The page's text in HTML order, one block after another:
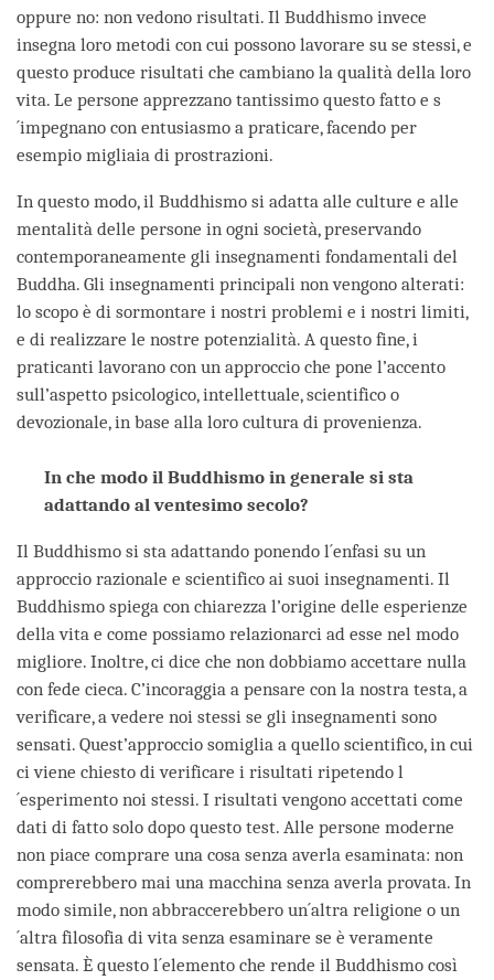
oppure no: non vedono risultati. Il Buddhismo invece
insegna loro metodi con cui possono lavorare su se stessi, e
questo produce risultati che cambiano la qualità della loro
vita. Le persone apprezzano tantissimo questo fatto e s
´impegnano con entusiasmo a praticare, facendo per
esempio migliaia di prostrazioni.
In questo modo, il Buddhismo si adatta alle culture e alle
mentalità delle persone in ogni società, preservando
contemporaneamente gli insegnamenti fondamentali del
Buddha. Gli insegnamenti principali non vengono alterati:
lo scopo è di sormontare i nostri problemi e i nostri limiti,
e di realizzare le nostre potenzialità. A questo fine, i
praticanti lavorano con un approccio che pone l’accento
sull’aspetto psicologico, intellettuale, scientifico o
devozionale, in base alla loro cultura di provenienza.
In che modo il Buddhismo in generale si sta
adattando al ventesimo secolo?
Il Buddhismo si sta adattando ponendo l´enfasi su un
approccio razionale e scientifico ai suoi insegnamenti. Il
Buddhismo spiega con chiarezza l’origine delle esperienze
della vita e come possiamo relazionarci ad esse nel modo
migliore. Inoltre, ci dice che non dobbiamo accettare nulla
con fede cieca. C’incoraggia a pensare con la nostra testa, a
verificare, a vedere noi stessi se gli insegnamenti sono
sensati. Quest’approccio somiglia a quello scientifico, in cui
ci viene chiesto di verificare i risultati ripetendo l
´esperimento noi stessi. I risultati vengono accettati come
dati di fatto solo dopo questo test. Alle persone moderne
non piace comprare una cosa senza averla esaminata: non
comprerebbero mai una macchina senza averla provata. In
modo simile, non abbraccerebbero un´altra religione o un
´altra filosofia di vita senza esaminare se è veramente
sensata. È questo l´elemento che rende il Buddhismo così